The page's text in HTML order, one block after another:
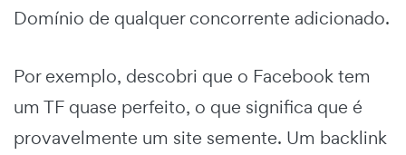
Domínio de qualquer concorrente adicionado.
Por exemplo, descobri que o Facebook tem
um TF quase perfeito, o que significa que é
provavelmente um site semente. Um backlink